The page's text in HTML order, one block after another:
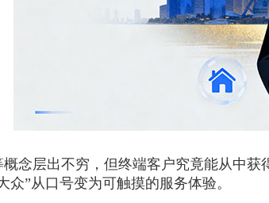
层出不穷，但终端客户究竟能从中获
”从口号变为可触摸的服务体验。